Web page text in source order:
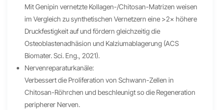
Mit Genipin vernetzte Kollagen-/Chitosan-Matrizen weisen
im Vergleich zu synthetischen Vernetzern eine >2× höhere
Druckfestigkeit auf und fördern gleichzeitig die
Osteoblastenadhäsion und Kalziumablagerung (ACS
Biomater. Sci. Eng., 2021).
Nervenreparaturkanäle:
Verbessert die Proliferation von Schwann-Zellen in
Chitosan-Röhrchen und beschleunigt so die Regeneration
peripherer Nerven.